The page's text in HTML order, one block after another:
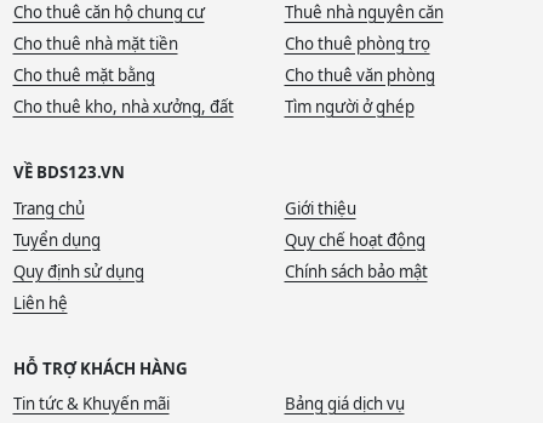
Cho thuê căn hộ chung cư
Thuê nhà nguyên căn
Cho thuê nhà mặt tiền
Cho thuê phòng trọ
Cho thuê mặt bằng
Cho thuê văn phòng
Cho thuê kho, nhà xưởng, đất
Tìm người ở ghép
VỀ BDS123.VN
Trang chủ
Giới thiệu
Tuyển dụng
Quy chế hoạt động
Quy định sử dụng
Chính sách bảo mật
Liên hệ
HỖ TRỢ KHÁCH HÀNG
Tin tức & Khuyến mãi
Bảng giá dịch vụ